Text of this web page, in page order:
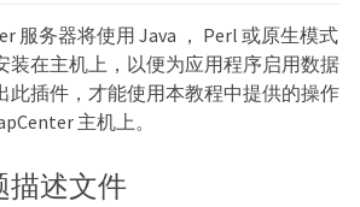
服务器将使用 Java ， Perl 或原生模式
装在主机上，以便为应用程序启用数据
此插件，才能使用本教程中提供的操作
主机上。
描述文件